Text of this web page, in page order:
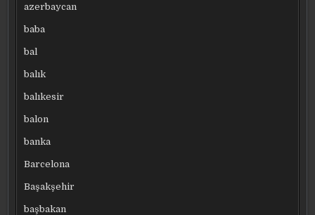
azerbaycan
baba
bal
balık
balıkesir
balon
banka
Barcelona
Başakşehir
başbakan